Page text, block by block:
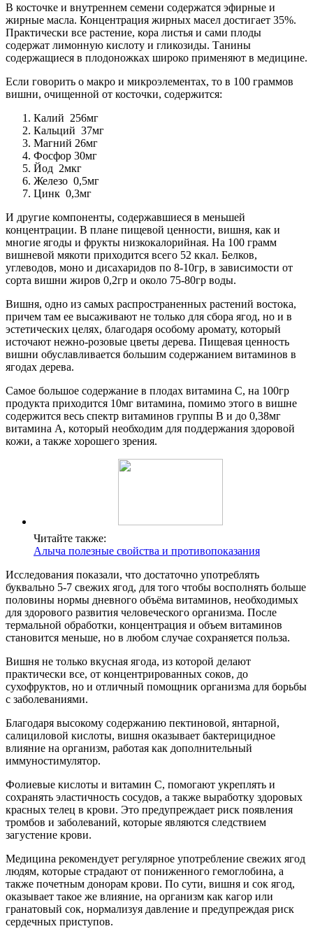
В косточке и внутреннем семени содержатся эфирные и
жирные масла. Концентрация жирных масел достигает 35%.
Практически все растение, кора листья и сами плоды
содержат лимонную кислоту и гликозиды. Танины
содержащиеся в плодоножках широко применяют в медицине.
Если говорить о макро и микроэлементах, то в 100 граммов
вишни, очищенной от косточки, содержится:
Калий 256мг
Кальций 37мг
Магний 26мг
Фосфор 30мг
Йод 2мкг
Железо 0,5мг
Цинк 0,3мг
И другие компоненты, содержавшиеся в меньшей
концентрации. В плане пищевой ценности, вишня, как и
многие ягоды и фрукты низкокалорийная. На 100 грамм
вишневой мякоти приходится всего 52 ккал. Белков,
углеводов, моно и дисахаридов по 8-10гр, в зависимости от
сорта вишни жиров 0,2гр и около 75-80гр воды.
Вишня, одно из самых распространенных растений востока,
причем там ее высаживают не только для сбора ягод, но и в
эстетических целях, благодаря особому аромату, который
источают нежно-розовые цветы дерева. Пищевая ценность
вишни обуславливается большим содержанием витаминов в
ягодах дерева.
Самое большое содержание в плодах витамина С, на 100гр
продукта приходится 10мг витамина, помимо этого в вишне
содержится весь спектр витаминов группы В и до 0,38мг
витамина А, который необходим для поддержания здоровой
кожи, а также хорошего зрения.
Читайте также:
Алыча полезные свойства и противопоказания
Исследования показали, что достаточно употреблять
буквально 5-7 свежих ягод, для того чтобы восполнять больше
половины нормы дневного объёма витаминов, необходимых
для здорового развития человеческого организма. После
термальной обработки, концентрация и объем витаминов
становится меньше, но в любом случае сохраняется польза.
Вишня не только вкусная ягода, из которой делают
практически все, от концентрированных соков, до
сухофруктов, но и отличный помощник организма для борьбы
с заболеваниями.
Благодаря высокому содержанию пектиновой, янтарной,
салициловой кислоты, вишня оказывает бактерицидное
влияние на организм, работая как дополнительный
иммуностимулятор.
Фолиевые кислоты и витамин С, помогают укреплять и
сохранять эластичность сосудов, а также выработку здоровых
красных телец в крови. Это предупреждает риск появления
тромбов и заболеваний, которые являются следствием
загустение крови.
Медицина рекомендует регулярное употребление свежих ягод
людям, которые страдают от пониженного гемоглобина, а
также почетным донорам крови. По сути, вишня и сок ягод,
оказывает такое же влияние, на организм как кагор или
гранатовый сок, нормализуя давление и предупреждая риск
сердечных приступов.